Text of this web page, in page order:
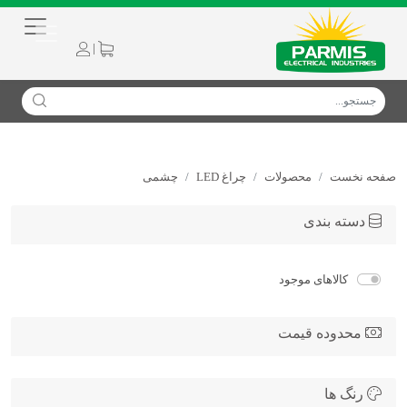
|
صفحه نخست محصولات چراغ LED چشمی
دسته بندی
کالاهای موجود
محدوده قیمت
رنگ ها